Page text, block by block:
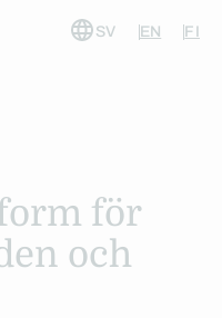
SV EN FI
för
och